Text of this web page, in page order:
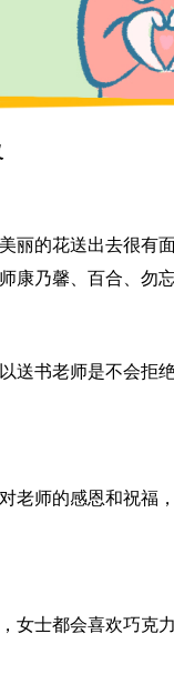
丽的花送出去很有
康乃馨、百合、勿忘
送书老师是不会拒
老师的感恩和祝福
女士都会喜欢巧克